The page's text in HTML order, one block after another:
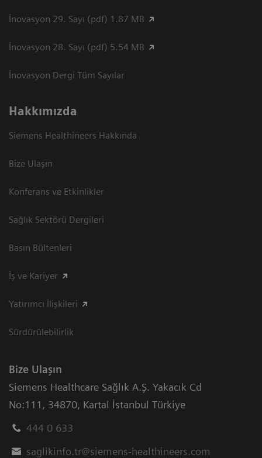
İnovasyon 29. Sayı (pdf) 1.87 MB
İnovasyon 28. Sayı (pdf) 5.54 MB
İnovasyon Dergi Tüm Sayılar
Hakkımızda
Siemens Healthineers Hakkında
Bize Ulaşın
Konferans ve Etkinlikler
Sağlık Sektörü Dergileri
Basın Bültenleri
İş ve Kariyer
Yatırımcı İlişkileri
Sürdürülebilirlik
Bize Ulaşın
Siemens Healthcare Sağlık A.Ş. Yakacık Cd
No:111 , 34870, Kartal İstanbul Türkiye
444 0 633
saglikinfo.tr@siemens-healthineers.com